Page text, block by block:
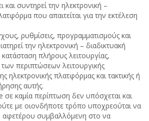
και συντηρεί την ηλεκτρονική –
που απαιτείται για την εκτέλεση
ρυθμίσεις, προγραμματισμούς και
την ηλεκτρονική – διαδικτυακή
πλήρους λειτουργίας,
περιπτώσεων λειτουργικής
ηλεκτρονικής πλατφόρμας και τακτικής ή
αυτής.
σε καμία περίπτωση δεν υπόσχεται και
με οιονδήποτε τρόπο υποχρεούται να
αφετέρου συμβαλλόμενη στο να